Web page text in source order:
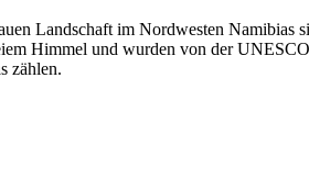
Landschaft im Nordwesten Namibias
Himmel und wurden von der
zählen.